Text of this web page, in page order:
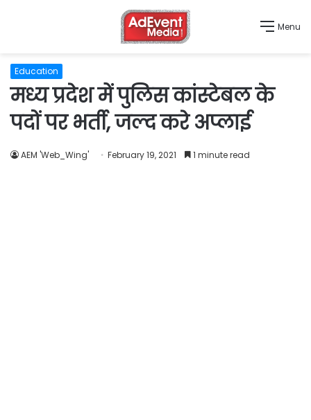
Menu
Education
मध्य प्रदेश में पुलिस कांस्टेबल के
पदों पर भर्ती, जल्द करे अप्लाई
AEM 'Web_Wing' February 19, 2021 1 minute read